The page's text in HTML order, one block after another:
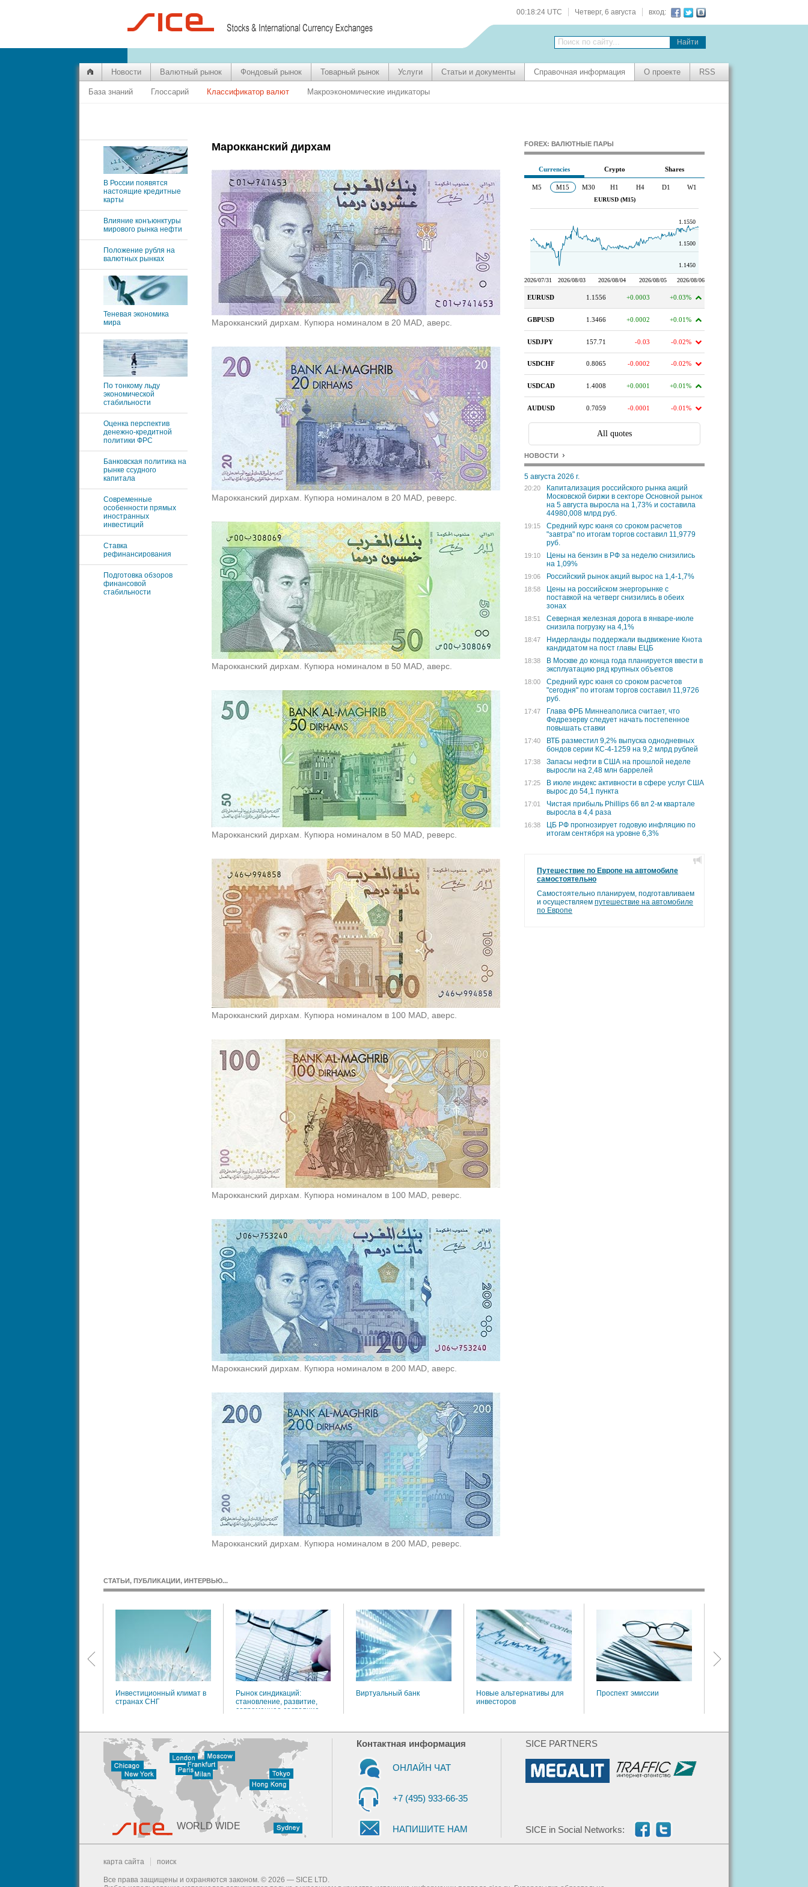
00:18:25 UTC Четверг, 6 августа вход:
Поиск по сайту...
Новости Валютный рынок Фондовый рынок Товарный рынок Услуги Статьи и документы Справочная информация О проекте RSS
База знаний Глоссарий Классификатор валют Макроэкономические индикаторы
В России появятся
настоящие кредитные
карты
Влияние конъюнктуры
мирового рынка нефти
Положение рубля на
валютных рынках
Теневая экономика
мира
По тонкому льду
экономической
стабильности
Оценка перспектив
денежно-кредитной
политики ФРС
Банковская политика на
рынке ссудного
капитала
Современные
особенности прямых
иностранных
инвестиций
Ставка
рефинансирования
Подготовка обзоров
финансовой
стабильности
Марокканский дирхам
Марокканский дирхам. Купюра номиналом в 20 MAD, аверс.
Марокканский дирхам. Купюра номиналом в 20 MAD, реверс.
Марокканский дирхам. Купюра номиналом в 50 MAD, аверс.
Марокканский дирхам. Купюра номиналом в 50 MAD, реверс.
Марокканский дирхам. Купюра номиналом в 100 MAD, аверс.
Марокканский дирхам. Купюра номиналом в 100 MAD, реверс.
Марокканский дирхам. Купюра номиналом в 200 MAD, аверс.
Марокканский дирхам. Купюра номиналом в 200 MAD, реверс.
FOREX: ВАЛЮТНЫЕ ПАРЫ
НОВОСТИ
5 августа 2026 г.
20:20
Капитализация российского рынка акций
Московской биржи в секторе Основной рынок
на 5 августа выросла на 1,73% и составила
44980,008 млрд руб.
19:15
Средний курс юаня со сроком расчетов
"завтра" по итогам торгов составил 11,9779
руб.
19:10
Цены на бензин в РФ за неделю снизились
на 1,09%
19:06 Российский рынок акций вырос на 1,4-1,7%
18:58
Цены на российском энергорынке с
поставкой на четверг снизились в обеих
зонах
18:51
Северная железная дорога в январе-июле
снизила погрузку на 4,1%
18:47
Нидерланды поддержали выдвижение Кнота
кандидатом на пост главы ЕЦБ
18:38
В Москве до конца года планируется ввести в
эксплуатацию ряд крупных объектов
18:00
Средний курс юаня со сроком расчетов
"сегодня" по итогам торгов составил 11,9726
руб.
17:47
Глава ФРБ Миннеаполиса считает, что
Федрезерву следует начать постепенное
повышать ставки
17:40
ВТБ разместил 9,2% выпуска однодневных
бондов серии КС-4-1259 на 9,2 млрд рублей
17:38
Запасы нефти в США на прошлой неделе
выросли на 2,48 млн баррелей
17:25
В июле индекс активности в сфере услуг США
вырос до 54,1 пункта
17:01
Чистая прибыль Phillips 66 вл 2-м квартале
выросла в 4,4 раза
16:38
ЦБ РФ прогнозирует годовую инфляцию по
итогам сентября на уровне 6,3%
Путешествие по Европе на автомобиле
самостоятельно
Самостоятельно планируем, подготавливаем
и осуществляем путешествие на автомобиле
по Европе
СТАТЬИ, ПУБЛИКАЦИИ, ИНТЕРВЬЮ...
Инвестиционный климат в
странах СНГ
Рынок синдикаций:
становление, развитие,
современное состояние
Виртуальный банк
Новые альтернативы для
инвесторов
Проспект эмиссии
WORLD WIDE
Контактная информация
ОНЛАЙН ЧАТ
+7 (495) 933-66-35
НАПИШИТЕ НАМ
SICE PARTNERS
SICE in Social Networks:
карта сайта поиск
Все права защищены и охраняются законом. © 2026 — SICE LTD.